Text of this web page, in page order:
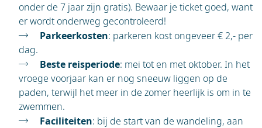
onder de 7 jaar zijn gratis). Bewaar je ticket goed, want
er wordt onderweg gecontroleerd!
Parkeerkosten: parkeren kost ongeveer € 2,- per
dag.
Beste reisperiode: mei tot en met oktober. In het
vroege voorjaar kan er nog sneeuw liggen op de
paden, terwijl het meer in de zomer heerlijk is om in te
zwemmen.
Faciliteiten: bij de start van de wandeling, aan